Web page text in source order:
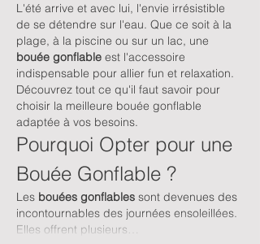
L'été arrive et avec lui, l'envie irrésistible
de se détendre sur l'eau. Que ce soit à la
plage, à la piscine ou sur un lac, une
bouée gonflable est l'accessoire
indispensable pour allier fun et relaxation.
Découvrez tout ce qu'il faut savoir pour
choisir la meilleure bouée gonflable
adaptée à vos besoins.
Pourquoi Opter pour une
Bouée Gonflable ?
Les bouées gonflables sont devenues des
incontournables des journées ensoleillées.
Elles offrent plusieurs…